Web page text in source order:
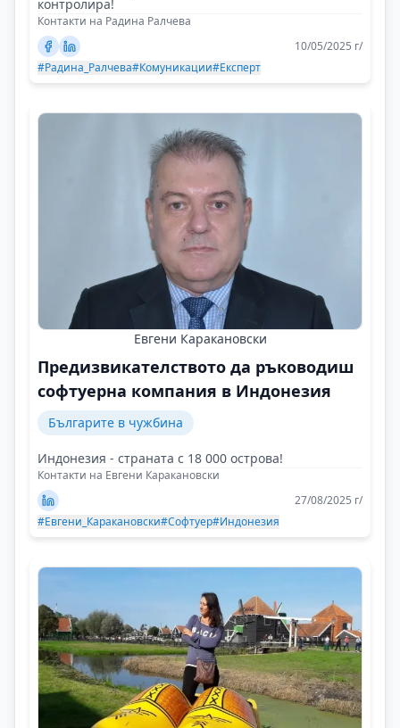
контролира!
Контакти на Радина Ралчева
10/05/2025 г/
#Радина_Ралчева#Комуникации#Експерт
Евгени Каракановски
Предизвикателството да ръководиш
софтуерна компания в Индонезия
Българите в чужбина
Индонезия - страната с 18 000 острова!
Контакти на Евгени Каракановски
27/08/2025 г/
#Евгени_Каракановски#Софтуер#Индонезия